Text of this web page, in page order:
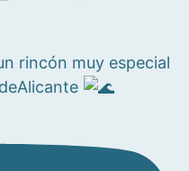
un rincón muy especial